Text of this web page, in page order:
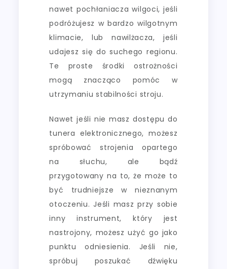
nawet pochłaniacza wilgoci, jeśli
podróżujesz w bardzo wilgotnym
klimacie, lub nawilżacza, jeśli
udajesz się do suchego regionu.
Te proste środki ostrożności
mogą znacząco pomóc w
utrzymaniu stabilności stroju.
Nawet jeśli nie masz dostępu do
tunera elektronicznego, możesz
spróbować strojenia opartego
na słuchu, ale bądź
przygotowany na to, że może to
być trudniejsze w nieznanym
otoczeniu. Jeśli masz przy sobie
inny instrument, który jest
nastrojony, możesz użyć go jako
punktu odniesienia. Jeśli nie,
spróbuj poszukać dźwięku